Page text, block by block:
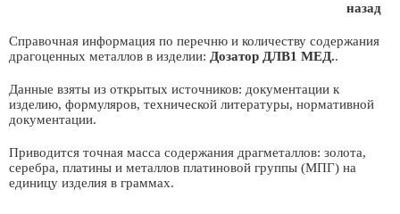
назад
Справочная информация по перечню и количеству содержания
драгоценных металлов в изделии: Дозатор ДЛВ1 МЕД..
Данные взяты из открытых источников: документации к
изделию, формуляров, технической литературы, нормативной
документации.
Приводится точная масса содержания драгметаллов: золота,
серебра, платины и металлов платиновой группы (МПГ) на
единицу изделия в граммах.